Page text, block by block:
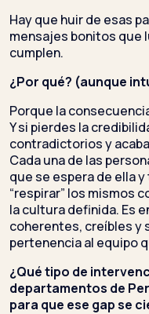
Hay que huir de esas
mensajes bonitos que
cumplen.
¿Por qué? (aunque
Porque la
Y si pierdes la
contradictorios y
Cada una de las
que se espera de ella
“respirar” los mismos
la cultura definida. Es
coherentes, creíbles y
pertenencia al equipo
¿Qué tipo de
departamentos de
para que ese gap se